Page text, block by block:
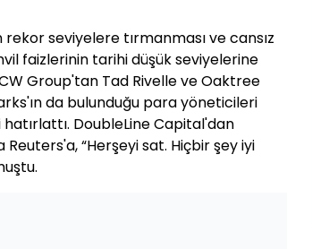
seviyelere tırmanması ve cansız
faizlerinin tarihi düşük seviyelerine
Group'tan Tad Rivelle ve Oaktree
da bulunduğu para yöneticileri
DoubleLine Capital'dan
“Herşeyi sat. Hiçbir şey iyi